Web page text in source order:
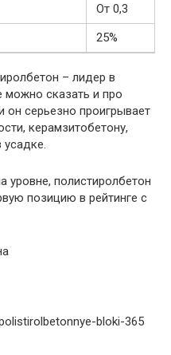
От 0,3
25%
– лидер в
можно сказать и про
он серьезно проигрывает
керамзитобетону,
уровне, полистиролбетон
позицию в рейтинге с
bloki-365